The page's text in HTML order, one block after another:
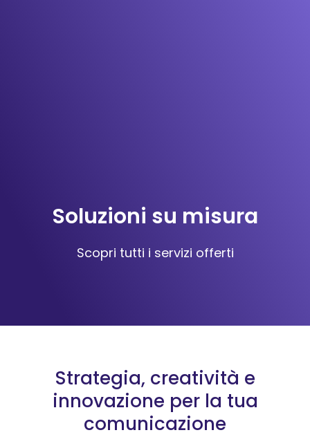
Soluzioni su misura
Scopri tutti i servizi offerti
Strategia, creatività e
innovazione per la tua
comunicazione